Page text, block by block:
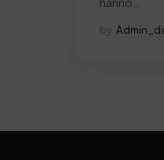
by